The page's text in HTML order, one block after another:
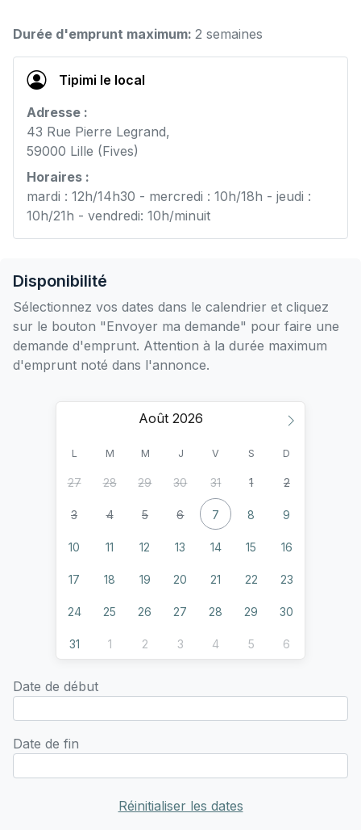
Durée d'emprunt maximum: 2 semaines
Tipimi le local
Adresse :
43 Rue Pierre Legrand,
59000 Lille (Fives)
Horaires :
mardi : 12h/14h30 - mercredi : 10h/18h - jeudi :
10h/21h - vendredi: 10h/minuit
Disponibilité
Sélectionnez vos dates dans le calendrier et cliquez
sur le bouton "Envoyer ma demande" pour faire une
demande d'emprunt. Attention à la durée maximum
d'emprunt noté dans l'annonce.
Date de début
Août
L M M J V S D
27 28 29 30 31 1 2
3 4 5 6 7 8 9
10 11 12 13 14 15 16
17 18 19 20 21 22 23
24 25 26 27 28 29 30
31 1 2 3 4 5 6
Date de fin
Réinitialiser les dates